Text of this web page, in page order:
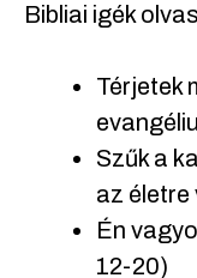
Bibliai igék
Térjetek
Szűk a
az életre
Én
12-20)